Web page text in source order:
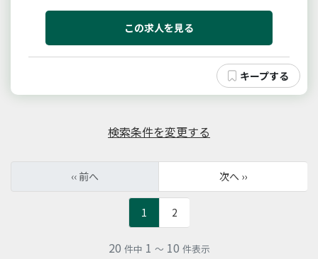
囲：変更なし
この求人を見る
検索条件を変更する
‹‹ 前へ 次へ ››
1 2
20 件中 1 ～ 10 件表示